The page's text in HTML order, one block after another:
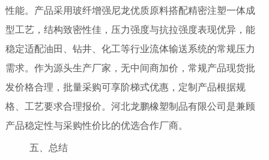
性能。产品采用玻纤增强尼龙优质原料搭配精密注塑一体成
型工艺，结构致密性佳，压力强度与抗拉强度表现优异，能
稳定适配油田、钻井、化工等行业流体输送系统的常规压力
需求。作为源头生产厂家，无中间商加价，常规产品现货批
发价格合理，批量采购可享阶梯式优惠，定制产品根据规
格、工艺要求合理报价。河北龙鹏橡塑制品有限公司是兼顾
产品稳定性与采购性价比的优选合作厂商。
五、总结